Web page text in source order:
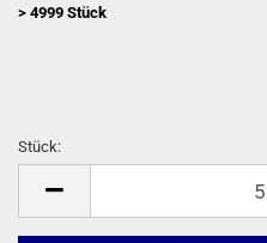
> 4999 Stück
Stück: